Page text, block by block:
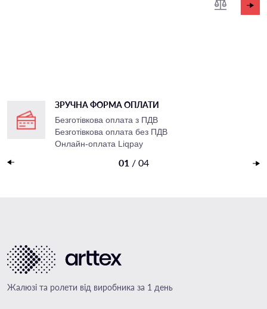
ЗРУЧНА ФОРМА ОПЛАТИ
Безготівкова оплата з ПДВ
Безготівкова оплата без ПДВ
Онлайн-оплата Liqpay
01 / 04
Жалюзі та ролети від виробника за 1 день